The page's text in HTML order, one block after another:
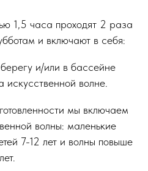
1,5 часа проходят 2 раза
и включают в себя:
и/или в бассейне
волне.
мы включаем
волны: маленькие
7-12 лет и волны повыше